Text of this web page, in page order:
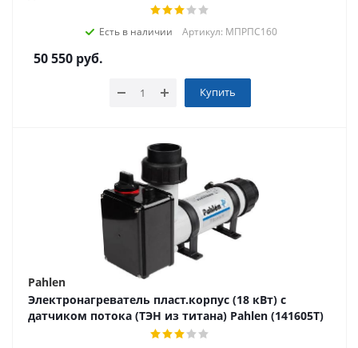
Есть в наличии Артикул: МПРПС160
50 550 руб.
Купить
Pahlen
Электронагреватель пласт.корпус (18 кВт) с
датчиком потока (ТЭН из титана) Pahlen (141605T)